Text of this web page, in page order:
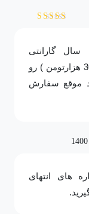
سال گارانتی
تعویض هزینه اضافی (300 هزارتومن ) رو
موقع سفارش
های انتهای